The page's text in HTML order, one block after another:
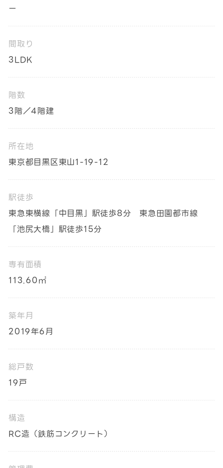
ー
間取り
3LDK
階数
3階／4階建
所在地
東京都目黒区東山1-19-12
駅徒歩
東急東横線「中目黒」駅徒歩8分 東急田園都市線
「池尻大橋」駅徒歩15分
専有面積
113.60㎡
築年月
2019年6月
総戸数
19戸
構造
RC造（鉄筋コンクリート）